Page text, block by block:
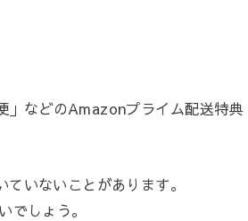
」などのAmazonプライム配送特典
いないことがあります。
でしょう。